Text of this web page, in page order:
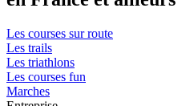
Les courses sur route
Les trails
Les triathlons
Les courses fun
Marches